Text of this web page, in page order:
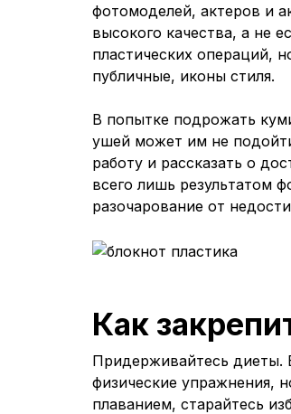
фотомоделей, актеров и
высокого качества, а не
пластических операций,
публичные, иконы стиля.
В попытке подрожать
ушей может им не
работу и рассказать о
всего лишь результатом
разочарование от
Как
Придерживайтесь диеты.
физические упражнения,
плаванием, старайтесь